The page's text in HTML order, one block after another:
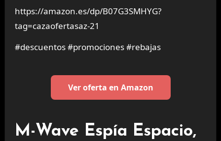
https://amazon.es/dp/B07G3SMHYG?
tag=cazaofertasaz-21
#descuentos #promociones #rebajas
Ver oferta en Amazon
M-Wave Espía Espacio,